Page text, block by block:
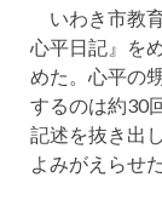
いわき市教
心平日記』を
めた。心平の
するのは約30
記述を抜き出
よみがえらせた